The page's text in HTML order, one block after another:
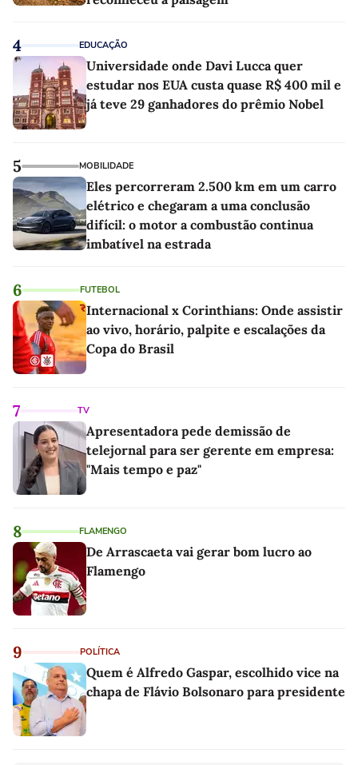
4 EDUCAÇÃO
Universidade onde Davi Lucca quer
estudar nos EUA custa quase R$ 400 mil e
já teve 29 ganhadores do prêmio Nobel
5 MOBILIDADE
Eles percorreram 2.500 km em um carro
elétrico e chegaram a uma conclusão
difícil: o motor a combustão continua
imbatível na estrada
6 FUTEBOL
Internacional x Corinthians: Onde assistir
ao vivo, horário, palpite e escalações da
Copa do Brasil
7 TV
Apresentadora pede demissão de
telejornal para ser gerente em empresa:
"Mais tempo e paz"
8 FLAMENGO
De Arrascaeta vai gerar bom lucro ao
Flamengo
9 POLÍTICA
Quem é Alfredo Gaspar, escolhido vice na
chapa de Flávio Bolsonaro para presidente